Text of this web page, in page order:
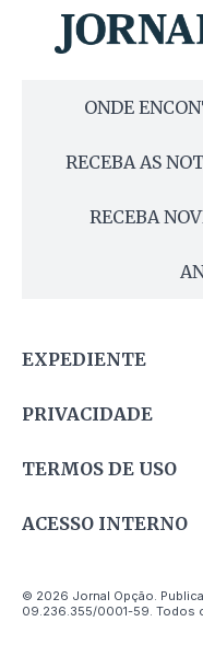
ONDE
RECEBA AS
RECEBA
EXPEDIENTE
PRIVACIDADE
TERMOS DE USO
ACESSO INTERNO
© 2026 Jornal Opção.
09.236.355/0001-59. Todos